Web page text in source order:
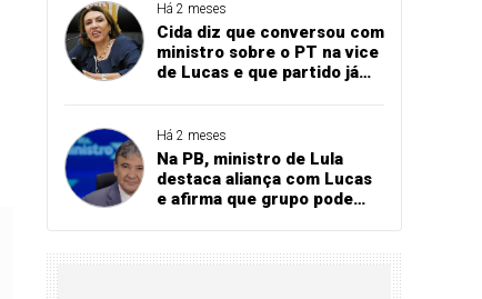
Há 2 meses
Cida diz que conversou com
ministro sobre o PT na vice
de Lucas e que partido já
Há 2 meses
Na PB, ministro de Lula
destaca aliança com Lucas
e afirma que grupo pode